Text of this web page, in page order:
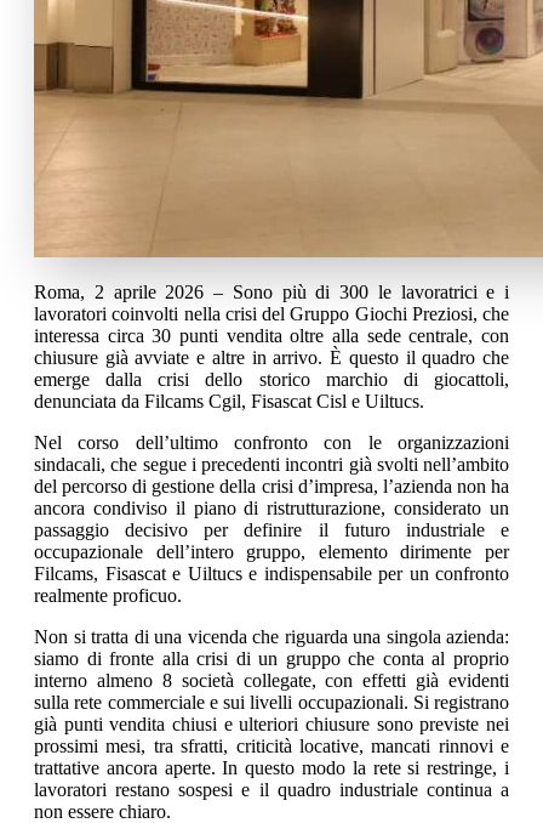
Roma, 2 aprile 2026 – Sono più di 300 le lavoratrici e i
lavoratori coinvolti nella crisi del Gruppo Giochi Preziosi, che
interessa circa 30 punti vendita oltre alla sede centrale, con
chiusure già avviate e altre in arrivo. È questo il quadro che
emerge dalla crisi dello storico marchio di giocattoli,
denunciata da Filcams Cgil, Fisascat Cisl e Uiltucs.
Nel corso dell’ultimo confronto con le organizzazioni
sindacali, che segue i precedenti incontri già svolti nell’ambito
del percorso di gestione della crisi d’impresa, l’azienda non ha
ancora condiviso il piano di ristrutturazione, considerato un
passaggio decisivo per definire il futuro industriale e
occupazionale dell’intero gruppo, elemento dirimente per
Filcams, Fisascat e Uiltucs e indispensabile per un confronto
realmente proficuo.
Non si tratta di una vicenda che riguarda una singola azienda:
siamo di fronte alla crisi di un gruppo che conta al proprio
interno almeno 8 società collegate, con effetti già evidenti
sulla rete commerciale e sui livelli occupazionali. Si registrano
già punti vendita chiusi e ulteriori chiusure sono previste nei
prossimi mesi, tra sfratti, criticità locative, mancati rinnovi e
trattative ancora aperte. In questo modo la rete si restringe, i
lavoratori restano sospesi e il quadro industriale continua a
non essere chiaro.